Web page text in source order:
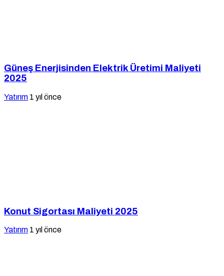
Güneş Enerjisinden Elektrik Üretimi Maliyeti
2025
Yatırım 1 yıl önce
Konut Sigortası Maliyeti 2025
Yatırım 1 yıl önce